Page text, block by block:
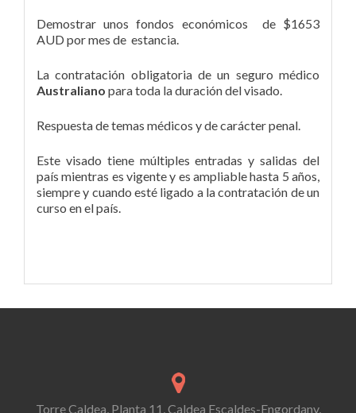
Demostrar unos fondos económicos de $1653
AUD por mes de estancia.
La contratación obligatoria de un seguro médico
Australiano para toda la duración del visado.
Respuesta de temas médicos y de carácter penal.
Este visado tiene múltiples entradas y salidas del
país mientras es vigente y es ampliable hasta 5 años,
siempre y cuando esté ligado a la contratación de un
curso en el país.
Torre Caldea, Planta 11, Caldea Escaldes-Engordany,